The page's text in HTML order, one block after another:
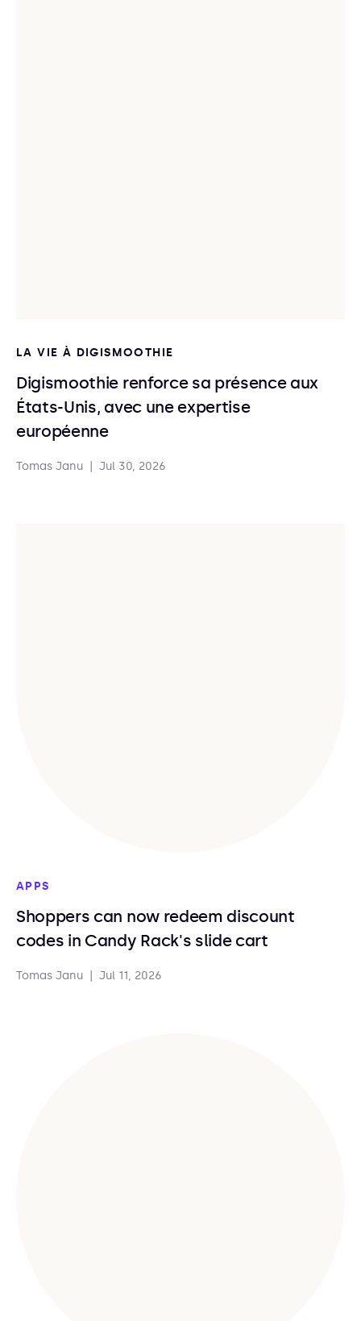
LA VIE À DIGISMOOTHIE
Digismoothie renforce sa présence aux
États-Unis, avec une expertise
européenne
Tomas Janu Jul 30, 2026
APPS
Shoppers can now redeem discount
codes in Candy Rack's slide cart
Tomas Janu Jul 11, 2026